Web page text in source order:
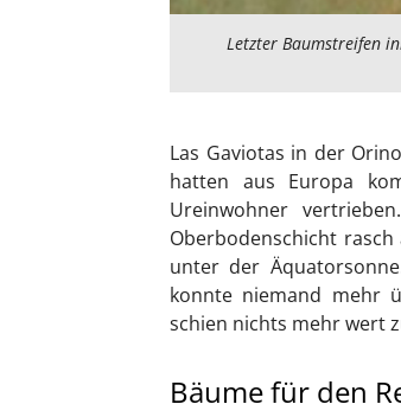
Letzter Baumstreifen
Las Gaviotas in der
hatten aus Europa
Ureinwohner
Oberbodenschicht
unter der
konnte niemand mehr
schien nichts mehr wert
Bäume für den